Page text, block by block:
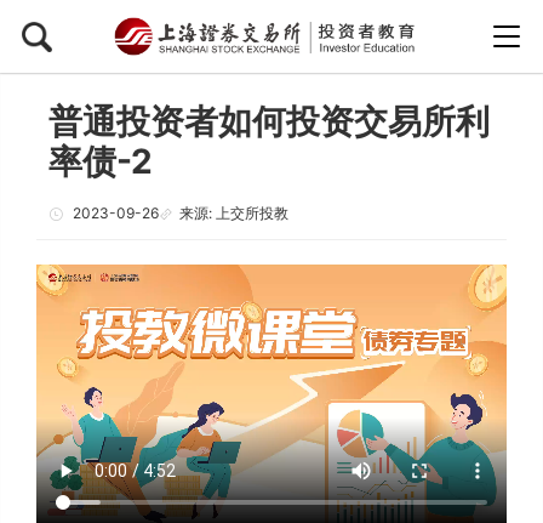
普通投资者如何投资交易所利
率债-2
2023-09-26 来源: 上交所投教